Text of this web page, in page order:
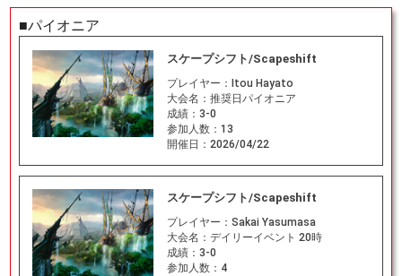
■パイオニア
スケープシフト/Scapeshift
プレイヤー： Itou Hayato
大会名： 推奨日パイオニア
成績： 3-0
参加人数： 13
開催日： 2026/04/22
スケープシフト/Scapeshift
プレイヤー： Sakai Yasumasa
大会名： デイリーイベント 20時
成績： 3-0
参加人数： 4